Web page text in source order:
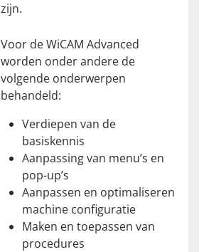
zijn.
Voor de WiCAM Advanced
worden onder andere de
volgende onderwerpen
behandeld:
Verdiepen van de
basiskennis
Aanpassing van menu’s en
pop-up’s
Aanpassen en optimaliseren
machine configuratie
Maken en toepassen van
procedures